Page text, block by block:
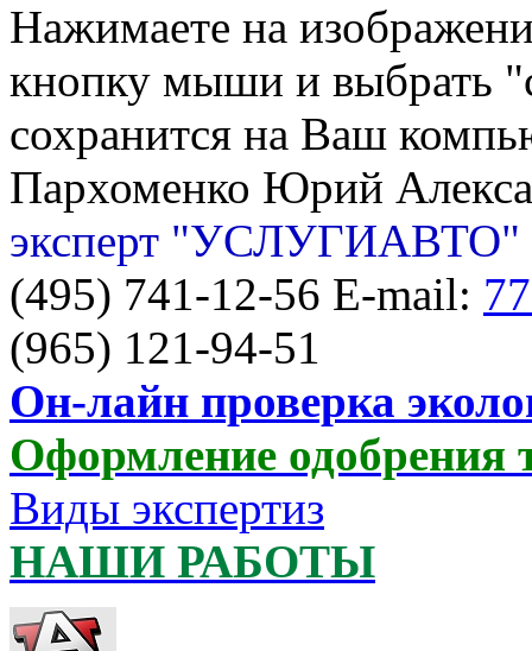
Нажимаете на
кнопку мыши и выбрать
сохранится на Ваш
Пархоменко Юрий
эксперт "УСЛУГИАВТО"
(495) 741-12-56 E-mail:
(965) 121-94-51
Он-лайн проверка
Оформление
Виды экспертиз
НАШИ РАБОТЫ